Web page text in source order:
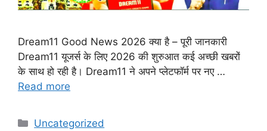
Dream11 Good News 2026 क्या है – पूरी जानकारी
Dream11 यूजर्स के लिए 2026 की शुरुआत कई अच्छी खबरों
के साथ हो रही है। Dream11 ने अपने प्लेटफॉर्म पर नए …
Read more
Categories
Uncategorized